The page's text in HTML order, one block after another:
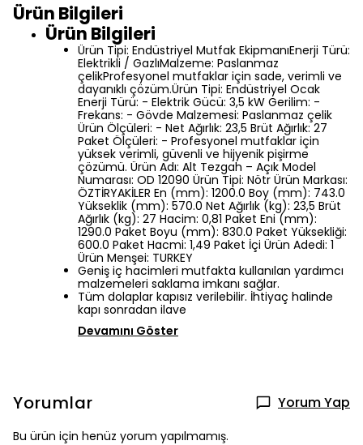
Ürün Bilgileri
Ürün Bilgileri
Ürün Tipi: Endüstriyel Mutfak EkipmanıEnerji Türü:
Elektrikli / GazlıMalzeme: Paslanmaz
çelikProfesyonel mutfaklar için sade, verimli ve
dayanıklı çözüm.Ürün Tipi: Endüstriyel Ocak
Enerji Türü: - Elektrik Gücü: 3,5 kW Gerilim: -
Frekans: - Gövde Malzemesi: Paslanmaz çelik
Ürün Ölçüleri: - Net Ağırlık: 23,5 Brüt Ağırlık: 27
Paket Ölçüleri: - Profesyonel mutfaklar için
yüksek verimli, güvenli ve hijyenik pişirme
çözümü. Ürün Adı: Alt Tezgah – Açık Model
Numarası: OD 12090 Ürün Tipi: Nötr Ürün Markası:
ÖZTİRYAKİLER En (mm): 1200.0 Boy (mm): 743.0
Yükseklik (mm): 570.0 Net Ağırlık (kg): 23,5 Brüt
Ağırlık (kg): 27 Hacim: 0,81 Paket Eni (mm):
1290.0 Paket Boyu (mm): 830.0 Paket Yüksekliği:
600.0 Paket Hacmi: 1,49 Paket İçi Ürün Adedi: 1
Ürün Menşei: TURKEY
Geniş iç hacimleri mutfakta kullanılan yardımcı
malzemeleri saklama imkanı sağlar.
Tüm dolaplar kapısız verilebilir. İhtiyaç halinde
kapı sonradan ilave
Devamını Göster
Yorumlar Yorum Yap
Bu ürün için henüz yorum yapılmamış.